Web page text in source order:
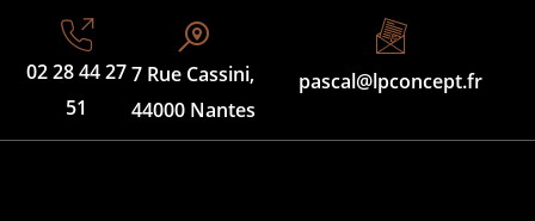
02 28 44 27
51
7 Rue Cassini,
44000 Nantes
pascal@lpconcept.fr